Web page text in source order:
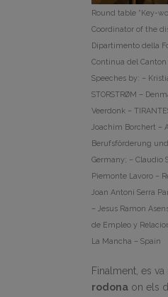
Round table “Key-
Coordinator of the
Dipartimento della
Continua del
Speeches by: –
STORSTRØM –
Veerdonk –
Joachim Borchert –
Berufsförderung
Germany; – Claudio
Piemonte Lavoro –
Joan Antoni Serra
– Jesus Ramon
de Empleo y
La Mancha – Spain
Finalment, es
rodona on els